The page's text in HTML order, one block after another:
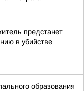
предстанет
в убийстве
образования